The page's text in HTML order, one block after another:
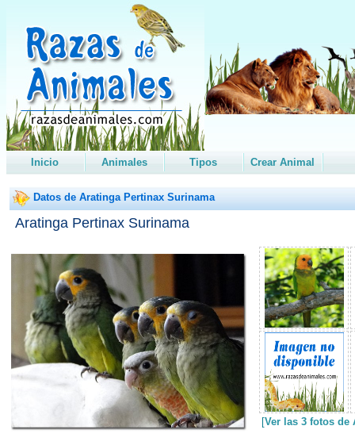
Inicio Animales Tipos Crear Animal
Datos de Aratinga Pertinax Surinama
Aratinga Pertinax Surinama
[Ver las 3 fotos de